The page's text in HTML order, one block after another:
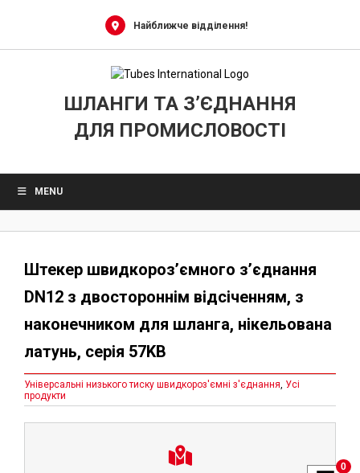
Найближче відділення!
ШЛАНГИ ТА З’ЄДНАННЯ
ДЛЯ ПРОМИСЛОВОСТІ
MENU
Штекер швидкороз’ємного з’єднання
DN12 з двостороннім відсіченням, з
наконечником для шланга, нікельована
латунь, серія 57KB
Універсальні низького тиску швидкороз'ємні з'єднання, Усі
продукти
0